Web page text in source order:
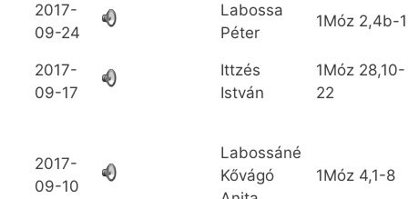
2017-
09-24
Labossa
Péter
1Móz 2,4b-
2017-
09-17
Ittzés
István
1Móz 28,10-
22
2017-
09-10
Labossáné
Kővágó
1Móz 4,1-8